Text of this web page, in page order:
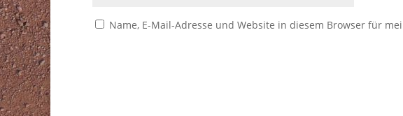
Name, E-Mail-Adresse und Website in diesem Browser für